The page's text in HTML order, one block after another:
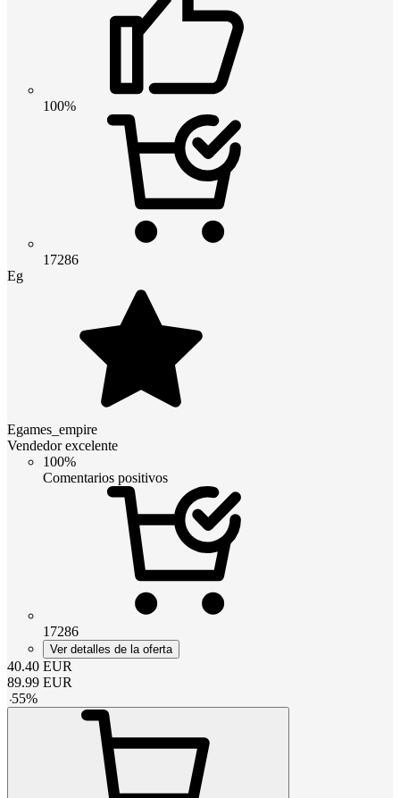
100%
17286
Eg
Egames_empire
Vendedor excelente
100%
Comentarios positivos
17286
Ver detalles de la oferta
40.40 EUR
89.99 EUR
-55%